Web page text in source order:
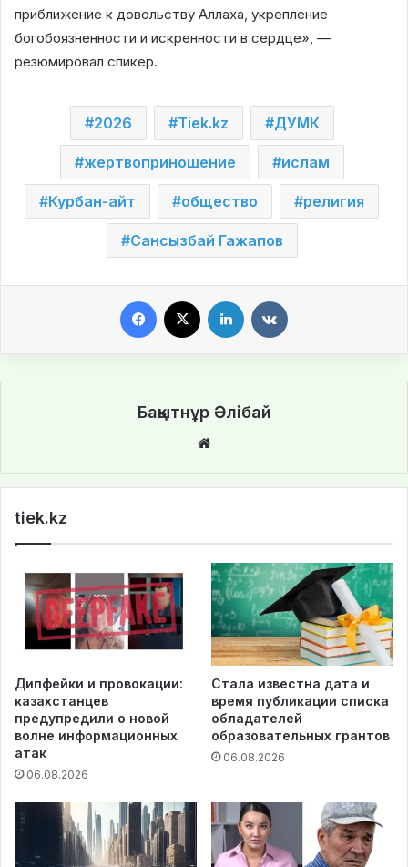
приближение к довольству Аллаха, укрепление
богобоязненности и искренности в сердце», —
резюмировал спикер.
2026 Tiek.kz ДУМК
жертвоприношение ислам
Курбан-айт общество религия
Сансызбай Гажапов
Бақытнұр Әлібай
te
tiek.kz
Дипфейки и провокации:
казахстанцев
предупредили о новой
волне информационных
атак
06.08.2026
Стала известна дата и
время публикации списка
обладателей
образовательных грантов
06.08.2026